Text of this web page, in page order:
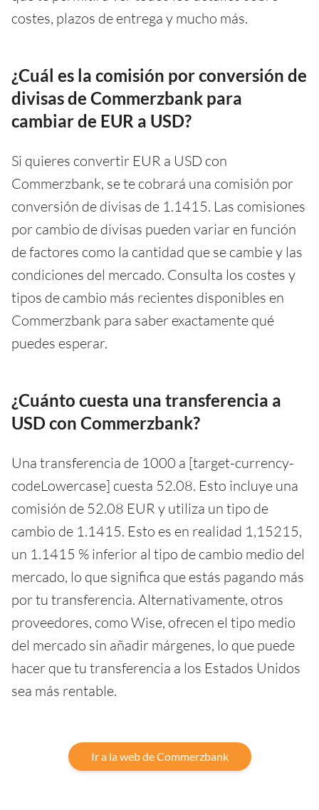
costes, plazos de entrega y mucho más.
¿Cuál es la comisión por conversión de
divisas de Commerzbank para
cambiar de EUR a USD?
Si quieres convertir EUR a USD con
Commerzbank, se te cobrará una comisión por
conversión de divisas de 1.1415. Las comisiones
por cambio de divisas pueden variar en función
de factores como la cantidad que se cambie y las
condiciones del mercado. Consulta los costes y
tipos de cambio más recientes disponibles en
Commerzbank para saber exactamente qué
puedes esperar.
¿Cuánto cuesta una transferencia a
USD con Commerzbank?
Una transferencia de 1000 a [target-currency-
codeLowercase] cuesta 52.08. Esto incluye una
comisión de 52.08 EUR y utiliza un tipo de
cambio de 1.1415. Esto es en realidad 1,15215,
un 1.1415 % inferior al tipo de cambio medio del
mercado, lo que significa que estás pagando más
por tu transferencia. Alternativamente, otros
proveedores, como Wise, ofrecen el tipo medio
del mercado sin añadir márgenes, lo que puede
hacer que tu transferencia a los Estados Unidos
sea más rentable.
Ir a la web de Commerzbank